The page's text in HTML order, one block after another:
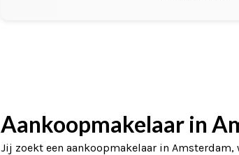
Aankoopmakelaar in
Jij zoekt een aankoopmakelaar in